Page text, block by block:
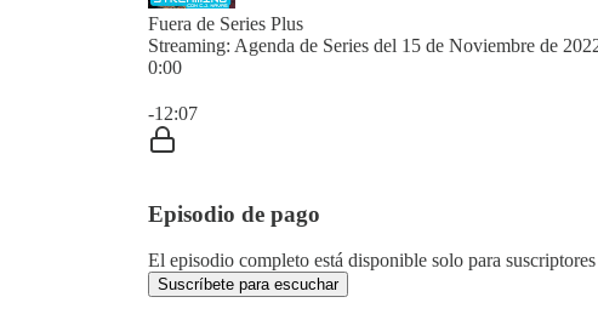
Fuera de Series Plus
Streaming: Agenda de Series del 15 de Noviembre de
0:00
-12:07
Episodio de pago
El episodio completo está disponible solo para
Suscríbete para escuchar